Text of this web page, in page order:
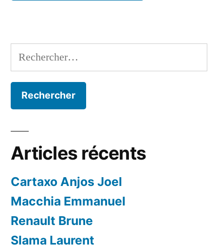
Rechercher :
Articles récents
Cartaxo Anjos Joel
Macchia Emmanuel
Renault Brune
Slama Laurent